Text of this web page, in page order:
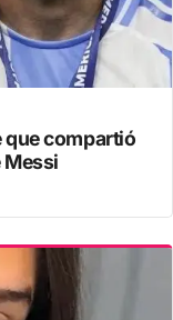
que compartió
Messi